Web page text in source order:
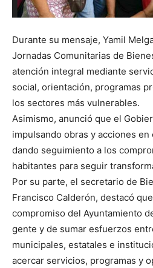
Durante su mensaje, Yamil
Jornadas Comunitarias de
atención integral mediante
social, orientación, programas
los sectores más vulnerables.
Asimismo, anunció que el
impulsando obras y acciones
dando seguimiento a los
habitantes para seguir
Por su parte, el secretario de
Francisco Calderón, destacó
compromiso del Ayuntamiento
gente y de sumar esfuerzos
municipales, estatales e
acercar servicios, programas y